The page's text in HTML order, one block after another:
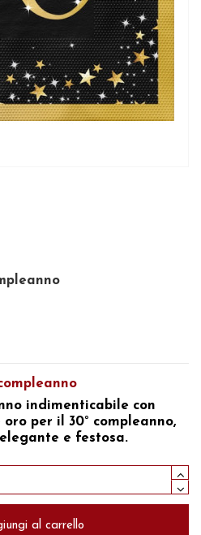
indimenticabile con
per il 30° compleanno,
e festosa.
al carrello